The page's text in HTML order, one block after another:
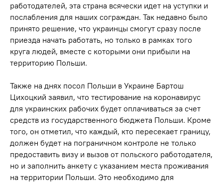
работодателей, эта страна всячески идет на уступки и
послабления для наших сограждан. Так недавно было
принято решение, что украинцы смогут сразу после
приезда начать работать, но только в рамках того
круга людей, вместе с которыми они прибыли на
территорию Польши.
Также на днях посол Польши в Украине Бартош
Цихоцкий заявил, что тестирование на коронавирус
для украинских рабочих будет оплачиваться за счет
средств из государственного бюджета Польши. Кроме
того, он отметил, что каждый, кто пересекает границу,
должен будет на пограничном контроле не только
предоставить визу и вызов от польского работодателя,
но и заполнить анкету с указанием места проживания
на территории Польши. Это необходимо для